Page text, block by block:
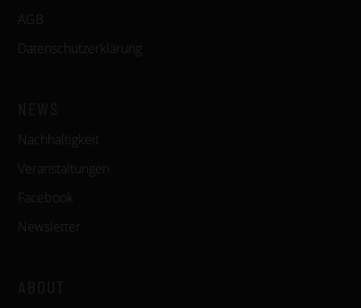
AGB
Datenschutzerklärung
Nachhaltigkeit
Veranstaltungen
Facebook
Newsletter